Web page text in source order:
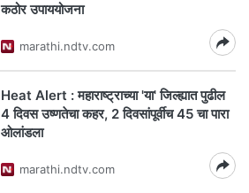
कठोर उपाययोजना
marathi.ndtv.com
Heat Alert : महाराष्ट्राच्या 'या' जिल्ह्यात पुढील
4 दिवस उष्णतेचा कहर, 2 दिवसांपूर्वीच 45 चा पारा
ओलांडला
marathi.ndtv.com